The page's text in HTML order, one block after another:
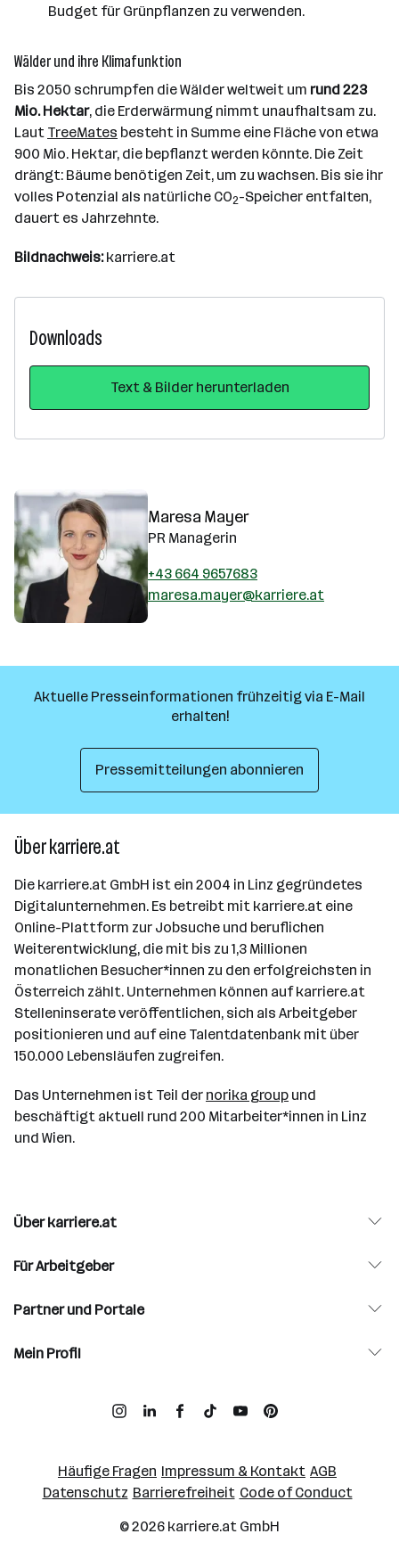
Budget für Grünpflanzen zu verwenden.
Wälder und ihre Klimafunktion
Bis 2050 schrumpfen die Wälder weltweit um rund 223
Mio. Hektar, die Erderwärmung nimmt unaufhaltsam zu.
Laut TreeMates besteht in Summe eine Fläche von etwa
900 Mio. Hektar, die bepflanzt werden könnte. Die Zeit
drängt: Bäume benötigen Zeit, um zu wachsen. Bis sie ihr
volles Potenzial als natürliche CO2-Speicher entfalten,
dauert es Jahrzehnte.
Bildnachweis:karriere.at
Downloads
Text & Bilder herunterladen
Maresa Mayer
PR Managerin
+43 664 9657683
maresa.mayer@karriere.at
Aktuelle Presseinformationen frühzeitig via E-Mail
erhalten!
Pressemitteilungen abonnieren
Über karriere.at
Die karriere.at GmbH ist ein 2004 in Linz gegründetes
Digitalunternehmen. Es betreibt mit karriere.at eine
Online-Plattform zur Jobsuche und beruflichen
Weiterentwicklung, die mit bis zu 1,3 Millionen
monatlichen Besucher*innen zu den erfolgreichsten in
Österreich zählt. Unternehmen können auf karriere.at
Stelleninserate veröffentlichen, sich als Arbeitgeber
positionieren und auf eine Talentdatenbank mit über
150.000 Lebensläufen zugreifen.
Das Unternehmen ist Teil der norika group und
beschäftigt aktuell rund 200 Mitarbeiter*innen in Linz
und Wien.
Über karriere.at
Für Arbeitgeber
Partner und Portale
Mein Profil
Häufige Fragen Impressum & Kontakt AGB
Datenschutz Barrierefreiheit Code of Conduct
© 2026 karriere.at GmbH